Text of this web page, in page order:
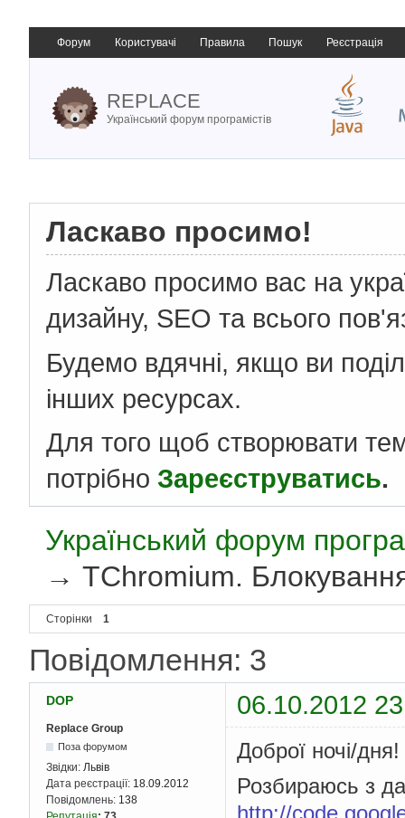
Форум Користувачі Правила Пошук Реєстрація
REPLACE
Український форум програмістів
Ласкаво просимо!
Ласкаво просимо вас на
дизайну, SEO та всього
Будемо вдячні, якщо ви
інших ресурсах.
Для того щоб створювати
потрібно Зареєструватись.
Український форум
→TChromium.
Сторінки 1
Повідомлення: 3
DOP 06.10.2012
Replace Group
Поза форумом
Звідки: Львів
Дата реєстрації: 18.09.2012
Повідомлень: 138
Доброї ночі/дня!
Розбираюсь з
http://